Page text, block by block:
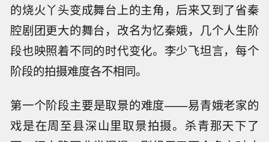
的烧火丫头变成舞台上的主角，后来又到了省秦
腔剧团更大的舞台，改名为忆秦娥，几个人生阶
段也映照着不同的时代变化。李少飞坦言，每个
阶段的拍摄难度各不相同。
第一个阶段主要是取景的难度——易青娥老家的
戏是在周至县深山里取景拍摄。杀青那天下了